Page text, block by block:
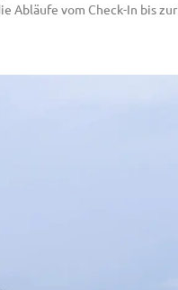
Abläufe vom Check-In bis zur